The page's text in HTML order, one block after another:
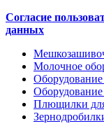
Согласие
данных
Молочное
Оборудование
Плющилки